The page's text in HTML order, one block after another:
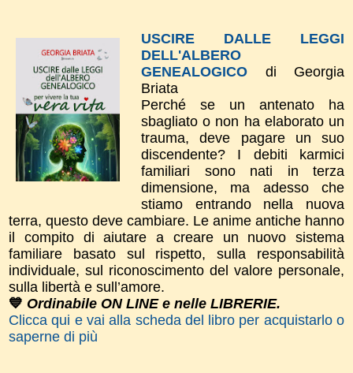
USCIRE DALLE LEGGI
DELL'ALBERO
GENEALOGICO di Georgia
Briata
Perché se un antenato ha
sbagliato o non ha elaborato un
trauma, deve pagare un suo
discendente? I debiti karmici
familiari sono nati in terza
dimensione, ma adesso che
stiamo entrando nella nuova
terra, questo deve cambiare. Le anime antiche hanno
il compito di aiutare a creare un nuovo sistema
familiare basato sul rispetto, sulla responsabilità
individuale, sul riconoscimento del valore personale,
sulla libertà e sull’amore.
💙 Ordinabile ON LINE e nelle LIBRERIE.
Clicca qui e vai alla scheda del libro per acquistarlo o
saperne di più